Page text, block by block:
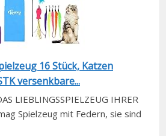
16 Stück, Katzen
versenkbare...
LIEBLINGSSPIELZEUG IHRER
Spielzeug mit Federn, sie sind